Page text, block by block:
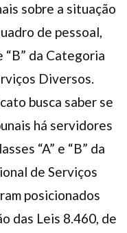
sobre a situação
de pessoal,
“B” da Categoria
Diversos.
busca saber se
há servidores
“A” e “B” da
de Serviços
posicionados
das Leis 8.460, de